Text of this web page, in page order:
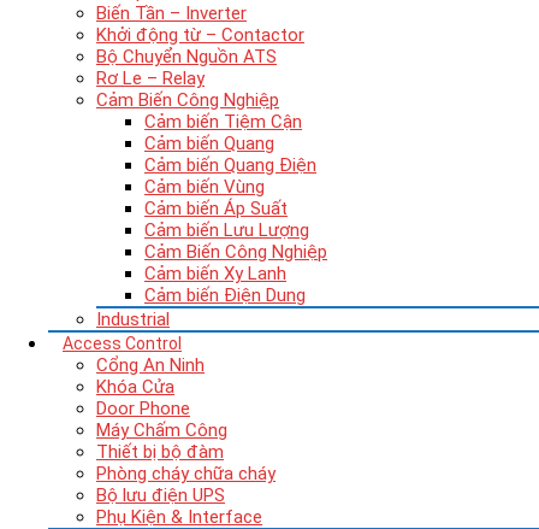
Biến Tần – Inverter
Khởi động từ – Contactor
Bộ Chuyển Nguồn ATS
Rơ Le – Relay
Cảm Biến Công Nghiệp
Cảm biến Tiệm Cận
Cảm biến Quang
Cảm biến Quang Điện
Cảm biến Vùng
Cảm biến Áp Suất
Cảm biến Lưu Lượng
Cảm Biến Công Nghiệp
Cảm biến Xy Lanh
Cảm biến Điện Dung
Industrial
Access Control
Cổng An Ninh
Khóa Cửa
Door Phone
Máy Chấm Công
Thiết bị bộ đàm
Phòng cháy chữa cháy
Bộ lưu điện UPS
Phụ Kiện & Interface